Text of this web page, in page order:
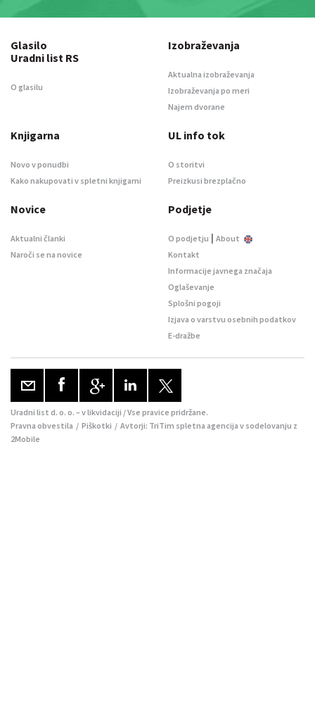
Glasilo
Uradni list RS
O glasilu
Izobraževanja
Aktualna izobraževanja
Izobraževanja po meri
Najem dvorane
Knjigarna
Novo v ponudbi
Kako nakupovati v spletni knjigarni
UL info tok
O storitvi
Preizkusi brezplačno
Novice
Aktualni članki
Naroči se na novice
Podjetje
O podjetju | About
Kontakt
Informacije javnega značaja
Oglaševanje
Splošni pogoji
Izjava o varstvu osebnih podatkov
E-dražbe
Uradni list d. o. o. – v likvidaciji / Vse pravice pridržane.
Pravna obvestila / Piškotki / Avtorji: TriTim spletna agencija v sodelovanju z
2Mobile